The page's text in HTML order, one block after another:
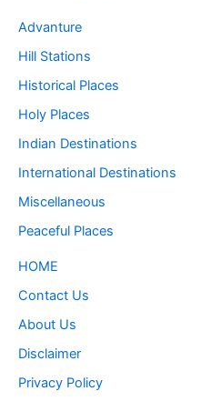
Advanture
Hill Stations
Historical Places
Holy Places
Indian Destinations
International Destinations
Miscellaneous
Peaceful Places
HOME
Contact Us
About Us
Disclaimer
Privacy Policy